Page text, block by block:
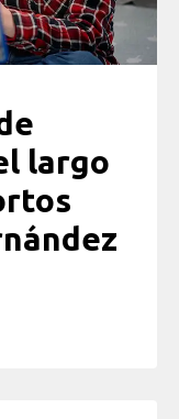
largo